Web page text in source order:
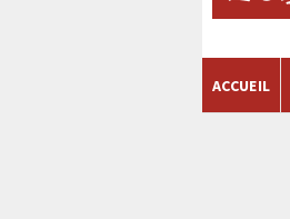
ACCUEIL